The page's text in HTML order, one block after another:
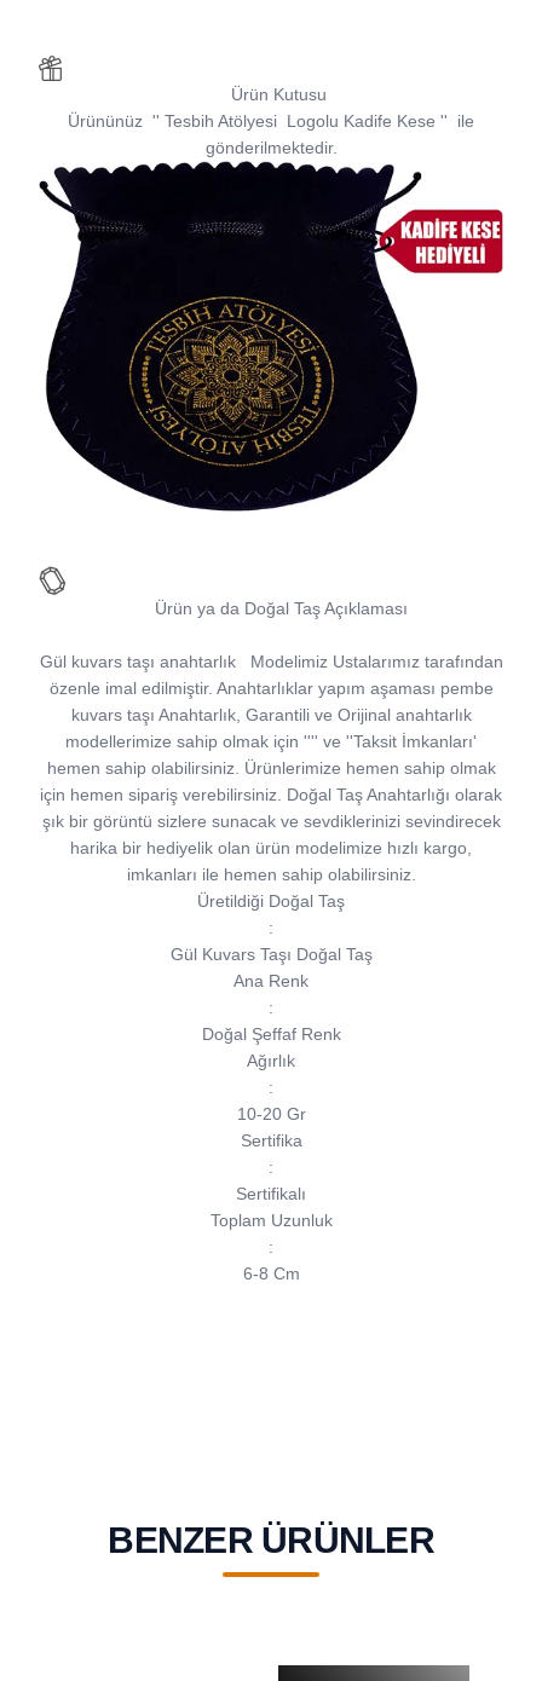
Ürün Kutusu
Ürününüz '' Tesbih Atölyesi Logolu Kadife Kese ''
ile
gönderilmektedir.
Ürün ya da Doğal Taş Açıklaması
Gül kuvars taşı anahtarlık
Modelimiz Ustalarımız tarafından
özenle imal edilmiştir. Anahtarlıklar yapım aşaması pembe
kuvars taşı Anahtarlık, Garantili ve Orijinal anahtarlık
modellerimize sahip olmak için '''' ve ''Taksit İmkanları'
hemen sahip olabilirsiniz. Ürünlerimize hemen sahip olmak
için hemen sipariş verebilirsiniz. Doğal Taş Anahtarlığı olarak
şık bir görüntü sizlere sunacak ve sevdiklerinizi sevindirecek
harika bir hediyelik olan ürün modelimize hızlı kargo,
imkanları ile hemen sahip olabilirsiniz.
Üretildiği Doğal Taş
:
Gül Kuvars Taşı Doğal Taş
Ana Renk
:
Doğal Şeffaf Renk
Ağırlık
:
10-20 Gr
Sertifika
:
Sertifikalı
Toplam Uzunluk
:
6-8 Cm
BENZER ÜRÜNLER